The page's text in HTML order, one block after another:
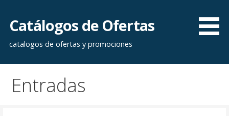
contenido
Catálogos de Ofertas
catalogos de ofertas y promociones
Entradas